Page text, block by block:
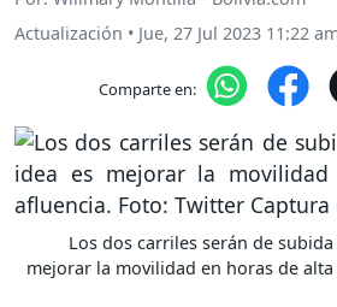
Actualización • Jue, 27 Jul 2023 11:22
Comparte en:
Los dos carriles serán de
mejorar la movilidad en horas de